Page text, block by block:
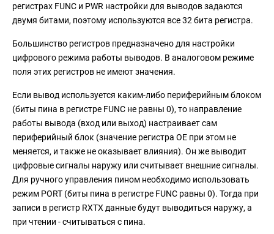
регистрах FUNC и PWR настройки для выводов задаются
двумя битами, поэтому используются все 32 бита регистра.
Большинство регистров предназначено для настройки
цифрового режима работы выводов. В аналоговом режиме
поля этих регистров не имеют значения.
Если вывод используется каким-либо периферийным блоком
(биты пина в регистре FUNC не равны 0), то направление
работы вывода (вход или выход) настраивает сам
периферийный блок (значение регистра OE при этом не
меняется, и также не оказывает влияния). Он же выводит
цифровые сигналы наружу или считывает внешние сигналы.
Для ручного управления пином необходимо использовать
режим PORT (биты пина в регистре FUNC равны 0). Тогда при
записи в регистр RXTX данные будут выводиться наружу, а
при чтении - считываться с пина.